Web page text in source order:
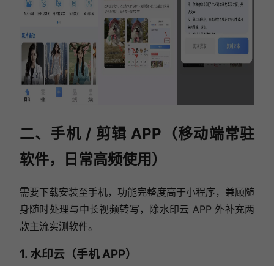
二、手机 / 剪辑 APP（移动端常驻
软件，日常高频使用）
需要下载安装至手机，功能完整度高于小程序，兼顾随
身随时处理与中长视频转写，除水印云 APP 外补充两
款主流实测软件。
1. 水印云（手机 APP）